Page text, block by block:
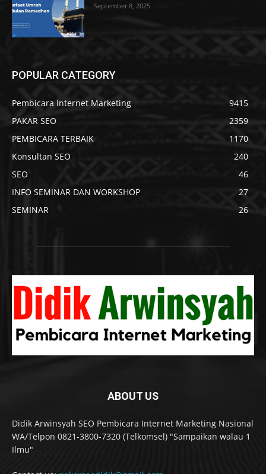
September 8, 2025
POPULAR CATEGORY
Pembicara Internet Marketing
9415
PAKAR SEO
2359
PEMBICARA TERBAIK
1170
Konsultan SEO
240
SEO
46
INFO SEMINAR DAN WORKSHOP
27
SEMINAR
26
ABOUT US
Didik Arwinsyah SEO Pembicara Internet Marketing Nasional
WA/Telpon 0821-3800-7320 (Telkomsel) "Sampaikan walau 1
Ilmu"